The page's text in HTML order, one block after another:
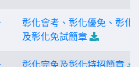
彰化會考、彰化優免、彰化
及彰化免試簡章
彰化完免及彰化特招簡章